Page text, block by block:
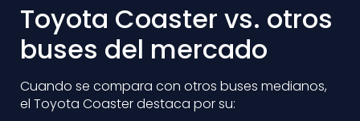
Toyota Coaster vs. otros
buses del mercado
Cuando se compara con otros buses medianos,
el Toyota Coaster destaca por su: